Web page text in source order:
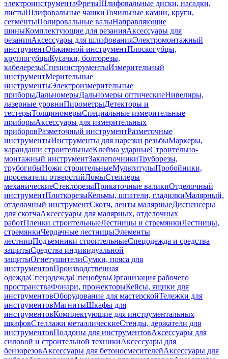
электроинструментаФрезыШлифовальные диски, насадки,
листыШлифовальные чашкиТочильные камни, круги,
сегментыПолировальные валыНаправляющие
шиныКомплектующие для резанияАксессуары для
резанияАксессуары для шлифованияЭлектромонтажный
инструментОбжимной инструментПлоскогубцы,
круглогубцыКусачки, болторезы,
кабелерезыСпецинструментыИзмерительный
инструментМерительные
инструментыЭлектроизмерительные
приборыДальномерыДальномеры оптическиеНивелиры,
лазерные уровниПирометрыДетекторы и
тестерыТолщиномерыСпециальные измерительные
приборыАксессуары для измерительных
приборовРазметочный инструментРазметочные
инструментыИнструменты для нарезки резьбыМаркеры,
карандаши строительныеКлейма ударныеСтроительно-
монтажный инструментЗаклепочникиТруборезы,
трубогибыНожи строительныеМультитулыПробойники,
просекатели отверстийЛомыСтеплеры
механическиеСтеклорезыПрикаточные валикиОтделочный
инструментПлиткорезыКельмы, шпатели, гладилкиМалярный,
отделочный инструментСкотч, ленты малярныеДиспенсеры
для скотчаАксессуары для малярных, отделочных
работПленки строительныеЛестницы и стремянкиЛестницы,
стремянкиЧердачные лестницыЭлементы
лестницПодъемники строительныеСпецодежда и средства
защитыСредства индивидуальной
защитыОгнетушителиСумки, пояса для
инструментовПроизводственная
одеждаСпецодеждаСпецобувьОрганизация рабочего
пространстваФонари, прожекторыКейсы, ящики для
инструментовОборудование для мастерскойТележки для
инструментовМагнитыШкафы для
инструментовКомплектующие для инструментальных
шкафовСтеллажи металлическиеСтенды, держатели для
инструментовПоддоны для инструментовАксессуары для
силовой и строительной техникиАксессуары для
бензорезовАксессуары для бетоносмесителейАксессуары для